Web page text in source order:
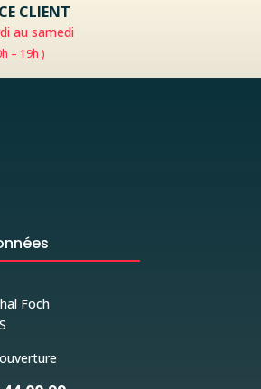
CLIENT
au samedi
– 19h )
Foch